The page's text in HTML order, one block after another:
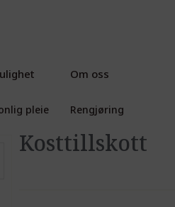
Om oss
pleie Rengjøring
Kosttillskott